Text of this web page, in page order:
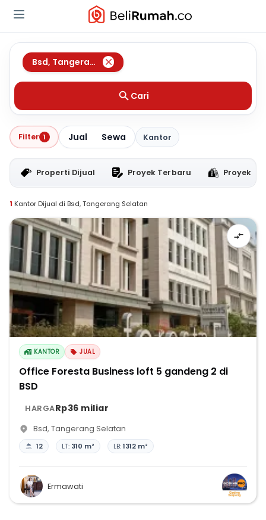
Bsd, Tangerang Selatan
Cari
Filter 1 Jual Sewa Kantor
Properti Dijual Proyek Terbaru Proyek
1 Kantor Dijual di Bsd, Tangerang Selatan
KANTOR JUAL
Office Foresta Business loft 5 gandeng 2 di
BSD
HARGARp36 miliar
Bsd, Tangerang Selatan
12 LT: 310 m² LB:1312 m²
Ermawati